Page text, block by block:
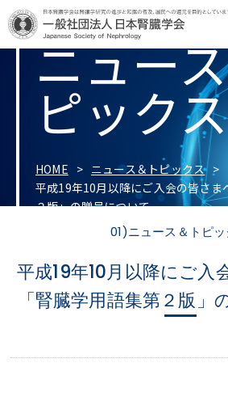
ニュー
ピックス
HOME
ニュース＆トピックス
平成19年10月以降にご入会の皆さ
２版」の贈呈について
01)ニュース＆トピッ
平成19年10月以降にご
「腎臓学用語集第２版」